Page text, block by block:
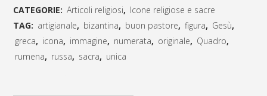
Buon
Pastore"
CATEGORIE: Articoli religiosi, Icone religiose e sacre
TAG: artigianale, bizantina, buon pastore, figura, Gesù,
greca, icona, immagine, numerata, originale, Quadro,
rumena, russa, sacra, unica